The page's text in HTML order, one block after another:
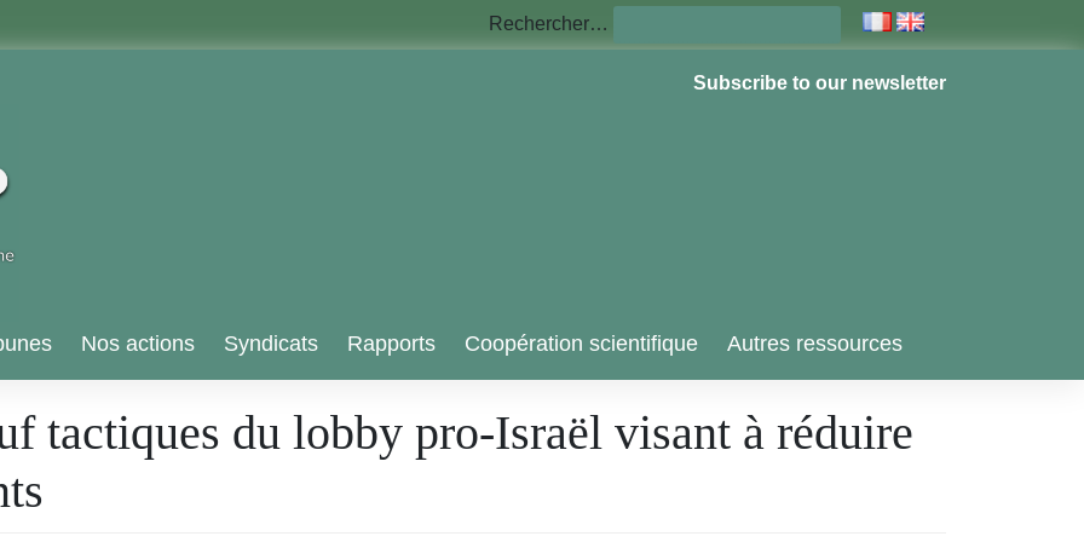
Rechercher…
Subscribe to our newsletter
Nos actions Syndicats Rapports Coopération scientifique Autres ressources
tactiques du lobby pro-Israël visant à réduire